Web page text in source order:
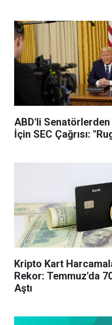
ABD'li Senatörlerden
İçin SEC Çağrısı:
Kripto Kart
Rekor: Temmuz'da
Aştı